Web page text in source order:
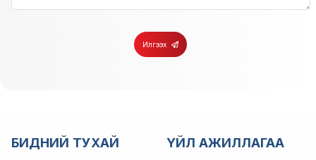
Илгээх
БИДНИЙ ТУХАЙ ҮЙЛ АЖИЛЛАГАА